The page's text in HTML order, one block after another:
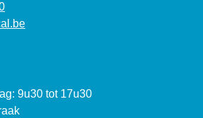
9u30 tot 17u30